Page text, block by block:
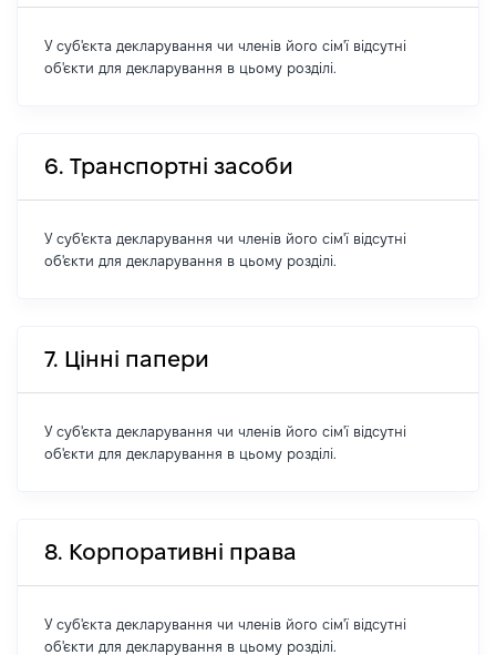
У суб'єкта декларування чи членів його сім'ї відсутні
об'єкти для декларування в цьому розділі.
6. Транспортні засоби
У суб'єкта декларування чи членів його сім'ї відсутні
об'єкти для декларування в цьому розділі.
7. Цінні папери
У суб'єкта декларування чи членів його сім'ї відсутні
об'єкти для декларування в цьому розділі.
8. Корпоративні права
У суб'єкта декларування чи членів його сім'ї відсутні
об'єкти для декларування в цьому розділі.